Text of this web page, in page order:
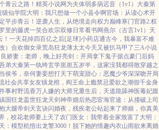
青云之路！ 精英小说网 为夫体弱多病迟音（1v1） 大秦第
级仙学院大明：我只想做一个小县令啊官场：从读心术开
平步青云！ 逆袭人生，从绝境走向权力巅峰寒门官路2:权
里的藤虎一笑合欢宗双修日常看书网燕尔（古言1v1） 天
一天花掉四百亿之后[足球]小药店通古今，我暴富不难
） 合欢御女录荒岛狂龙薄太太今天又被扒马甲了 三A小说
娇妻：老师，晚上好亮剑：开局拿下鬼子据点豪门后妈
弟大秦第一纨绔玄学崽崽五岁半，这家没我都得散穿越之
侯爷，奈何妻妾想打天下萌宠甜心：恶魔少爷深深吻开局
社会共享女友镇龙棺，阎王命上瘾禁忌爱欲之潮假千金身
事村野流香万人嫌的大师兄重生后，天道跪舔神医毒妃腹
国狂龙盖世狂龙天剑神帝婚后热恋宦海官途：从撞破上司
大腿帝剑天玄诀闪婚夜，残疾老公站起来了 师娘，你真美
，校花老师要上天了农门医女：我带着全家致富了 大明：
：模型机悟出龙警3000！ 脱下她的情趣内衣山雨欲来离婚